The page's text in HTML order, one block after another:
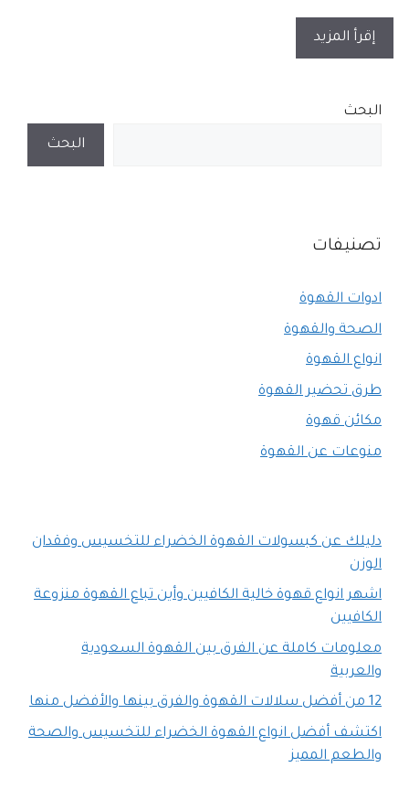
إقرأ المزيد
البحث
البحث
تصنيفات
ادوات القهوة
الصحة والقهوة
انواع القهوة
طرق تحضير القهوة
مكائن قهوة
منوعات عن القهوة
دليلك عن كبسولات القهوة الخضراء للتخسيس وفقدان
الوزن
اشهر انواع قهوة خالية الكافيين وأين تباع القهوة منزوعة
الكافيين
معلومات كاملة عن الفرق بين القهوة السعودية
والعربية
12 من أفضل سلالات القهوة والفرق بينها والأفضل منها
اكتشف أفضل انواع القهوة الخضراء للتخسيس والصحة
والطعم المميز